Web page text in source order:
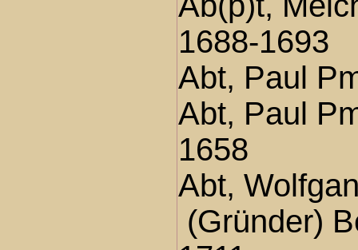
1688-1693
Abt, Paul
Abt, Paul
1658
Abt,
(Gründer)